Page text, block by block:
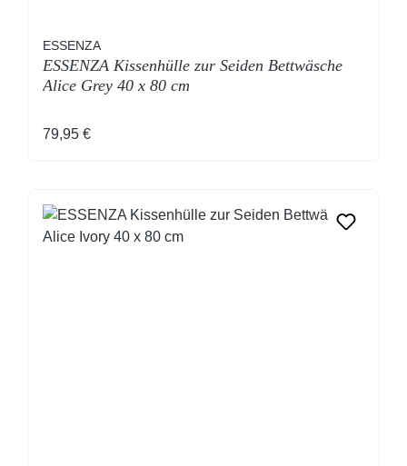
ESSENZA
ESSENZA Kissenhülle zur Seiden Bettwäsche
Alice Grey 40 x 80 cm
Regulärer Preis:
79,95 €